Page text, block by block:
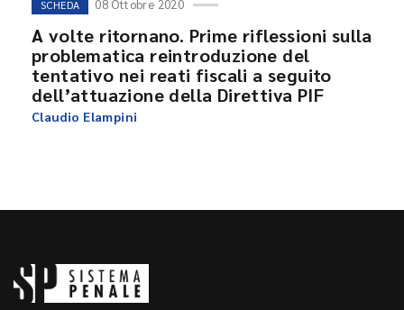
SCHEDA 08 Ottobre 2020
A volte ritornano. Prime riflessioni sulla
problematica reintroduzione del
tentativo nei reati fiscali a seguito
dell’attuazione della Direttiva PIF
Claudio Elampini